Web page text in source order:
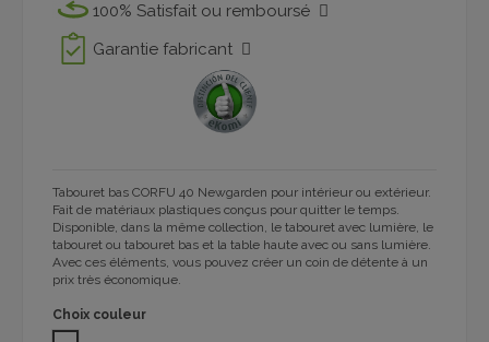
100% Satisfait ou remboursé
Garantie fabricant
Tabouret bas CORFU 40 Newgarden pour intérieur ou extérieur.
Fait de matériaux plastiques conçus pour quitter le temps.
Disponible, dans la même collection, le tabouret avec lumière, le
tabouret ou tabouret bas et la table haute avec ou sans lumière.
Avec ces éléments, vous pouvez créer un coin de détente à un
prix très économique.
Choix couleur